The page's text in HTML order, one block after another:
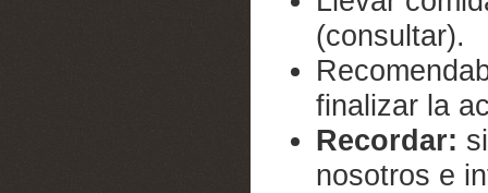
(consultar).
finalizar la
Recordar:
nosotros e